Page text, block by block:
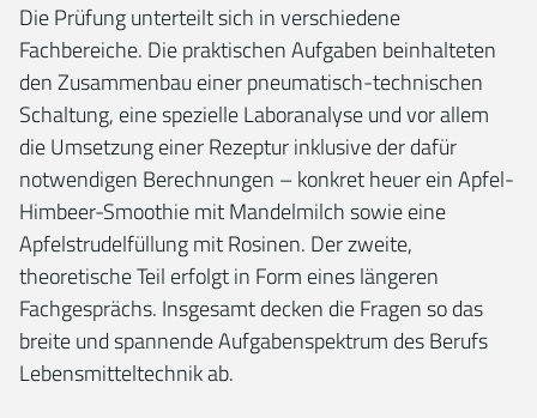
Die Prüfung unterteilt sich in verschiedene
Fachbereiche. Die praktischen Aufgaben beinhalteten
den Zusammenbau einer pneumatisch-technischen
Schaltung, eine spezielle Laboranalyse und vor allem
die Umsetzung einer Rezeptur inklusive der dafür
notwendigen Berechnungen – konkret heuer ein Apfel-
Himbeer-Smoothie mit Mandelmilch sowie eine
Apfelstrudelfüllung mit Rosinen. Der zweite,
theoretische Teil erfolgt in Form eines längeren
Fachgesprächs. Insgesamt decken die Fragen so das
breite und spannende Aufgabenspektrum des Berufs
Lebensmitteltechnik ab.